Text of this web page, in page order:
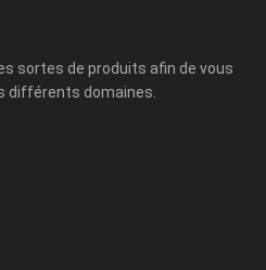
sortes de produits afin de vous
différents domaines.